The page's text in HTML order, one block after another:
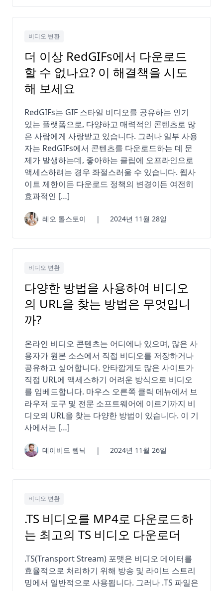
비디오 변환
더 이상 RedGIFs에서 다운로드
할 수 없나요? 이 해결책을 시도
해 보세요
RedGIFs는 GIF 스타일 비디오를 공유하는 인기
있는 플랫폼으로, 다양하고 매력적인 콘텐츠로 많
은 사람에게 사랑받고 있습니다. 그러나 일부 사용
자는 RedGIFs에서 콘텐츠를 다운로드하는 데 문
제가 발생하는데, 좋아하는 클립에 오프라인으로
액세스하려는 경우 좌절스러울 수 있습니다. 웹사
이트 제한이든 다운로드 정책의 변경이든 여전히
효과적인 […]
레오 톨스토이 | 2024년 11월 28일
비디오 변환
다양한 방법을 사용하여 비디오
의 URL을 찾는 방법은 무엇입니
까?
온라인 비디오 콘텐츠는 어디에나 있으며, 많은 사
용자가 원본 소스에서 직접 비디오를 저장하거나
공유하고 싶어합니다. 안타깝게도 많은 사이트가
직접 URL에 액세스하기 어려운 방식으로 비디오
를 임베드합니다. 마우스 오른쪽 클릭 메뉴에서 브
라우저 도구 및 전문 소프트웨어에 이르기까지 비
디오의 URL을 찾는 다양한 방법이 있습니다. 이 기
사에서는 […]
데이비드 렘닉 | 2024년 11월 26일
비디오 변환
.TS 비디오를 MP4로 다운로드하
는 최고의 TS 비디오 다운로더
.TS(Transport Stream) 포맷은 비디오 데이터를
효율적으로 처리하기 위해 방송 및 라이브 스트리
밍에서 일반적으로 사용됩니다. 그러나 .TS 파일은